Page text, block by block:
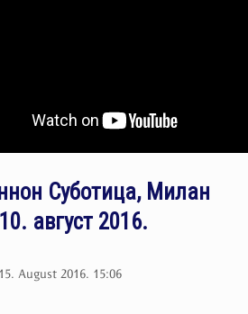
Суботица, Милан
август 2016.
15. August 2016. 15:06